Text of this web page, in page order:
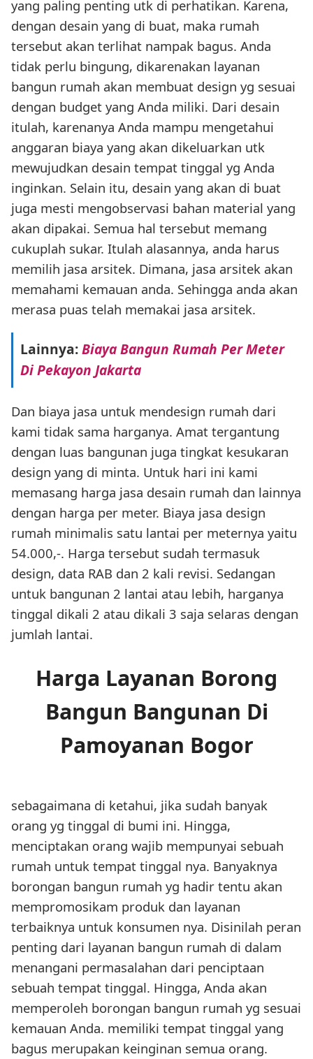
yang paling penting utk di perhatikan. Karena,
dengan desain yang di buat, maka rumah
tersebut akan terlihat nampak bagus. Anda
tidak perlu bingung, dikarenakan layanan
bangun rumah akan membuat design yg sesuai
dengan budget yang Anda miliki. Dari desain
itulah, karenanya Anda mampu mengetahui
anggaran biaya yang akan dikeluarkan utk
mewujudkan desain tempat tinggal yg Anda
inginkan. Selain itu, desain yang akan di buat
juga mesti mengobservasi bahan material yang
akan dipakai. Semua hal tersebut memang
cukuplah sukar. Itulah alasannya, anda harus
memilih jasa arsitek. Dimana, jasa arsitek akan
memahami kemauan anda. Sehingga anda akan
merasa puas telah memakai jasa arsitek.
Lainnya:Biaya Bangun Rumah Per Meter
Di Pekayon Jakarta
Dan biaya jasa untuk mendesign rumah dari
kami tidak sama harganya. Amat tergantung
dengan luas bangunan juga tingkat kesukaran
design yang di minta. Untuk hari ini kami
memasang harga jasa desain rumah dan lainnya
dengan harga per meter. Biaya jasa design
rumah minimalis satu lantai per meternya yaitu
54.000,-. Harga tersebut sudah termasuk
design, data RAB dan 2 kali revisi. Sedangan
untuk bangunan 2 lantai atau lebih, harganya
tinggal dikali 2 atau dikali 3 saja selaras dengan
jumlah lantai.
Harga Layanan Borong
Bangun Bangunan Di
Pamoyanan Bogor
sebagaimana di ketahui, jika sudah banyak
orang yg tinggal di bumi ini. Hingga,
menciptakan orang wajib mempunyai sebuah
rumah untuk tempat tinggal nya. Banyaknya
borongan bangun rumah yg hadir tentu akan
mempromosikam produk dan layanan
terbaiknya untuk konsumen nya. Disinilah peran
penting dari layanan bangun rumah di dalam
menangani permasalahan dari penciptaan
sebuah tempat tinggal. Hingga, Anda akan
memperoleh borongan bangun rumah yg sesuai
kemauan Anda. memiliki tempat tinggal yang
bagus merupakan keinginan semua orang.